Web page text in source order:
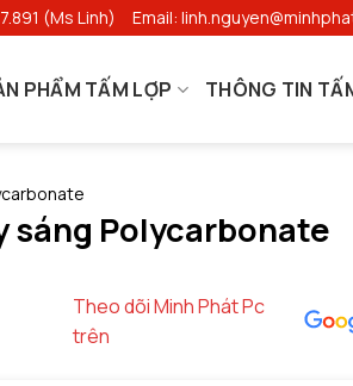
(Ms Linh) Email:
PHẨM TẤM LỢP THÔNG TIN
sáng Polycarbonate
Theo dõi Minh Phát Pc
trên